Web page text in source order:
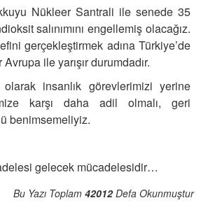
Nükleer Santrali ile senede 35
salınımını engellemiş olacağız.
gerçekleştirmek adına Türkiye’de
ile yarışır durumdadır.
insanlık görevlerimizi yerine
karşı daha adil olmalı, geri
benimsemeliyiz.
gelecek mücadelesidir…
Bu Yazı Toplam 42012Defa Okunmuştur